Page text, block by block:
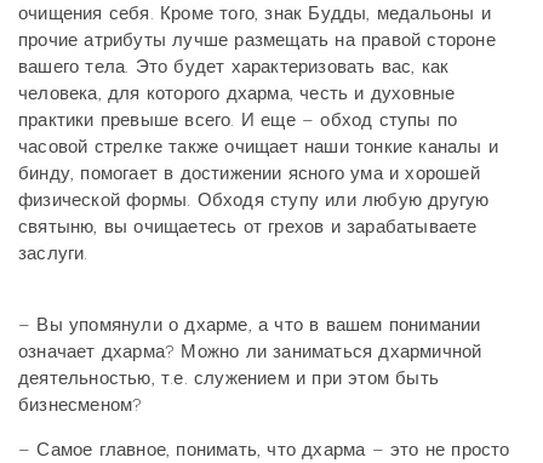
очищения себя. Кроме того, знак Будды, медальоны и
прочие атрибуты лучше размещать на правой стороне
вашего тела. Это будет характеризовать вас, как
человека, для которого дхарма, честь и духовные
практики превыше всего. И еще – обход ступы по
часовой стрелке также очищает наши тонкие каналы и
бинду, помогает в достижении ясного ума и хорошей
физической формы. Обходя ступу или любую другую
святыню, вы очищаетесь от грехов и зарабатываете
заслуги.
– Вы упомянули о дхарме, а что в вашем понимании
означает дхарма? Можно ли заниматься дхармичной
деятельностью, т.е. служением и при этом быть
бизнесменом?
– Самое главное, понимать, что дхарма – это не просто